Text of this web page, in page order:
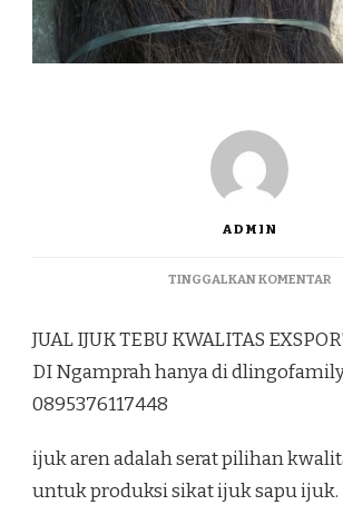
ADMIN
TINGGALKAN KOMENTAR
JUAL IJUK TEBU KWALITAS
DI Ngamprah hanya di
0895376117448
ijuk aren adalah serat pilihan
untuk produksi sikat ijuk sapu ijuk.